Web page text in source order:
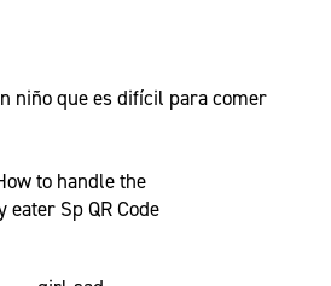
niño que es difícil para comer